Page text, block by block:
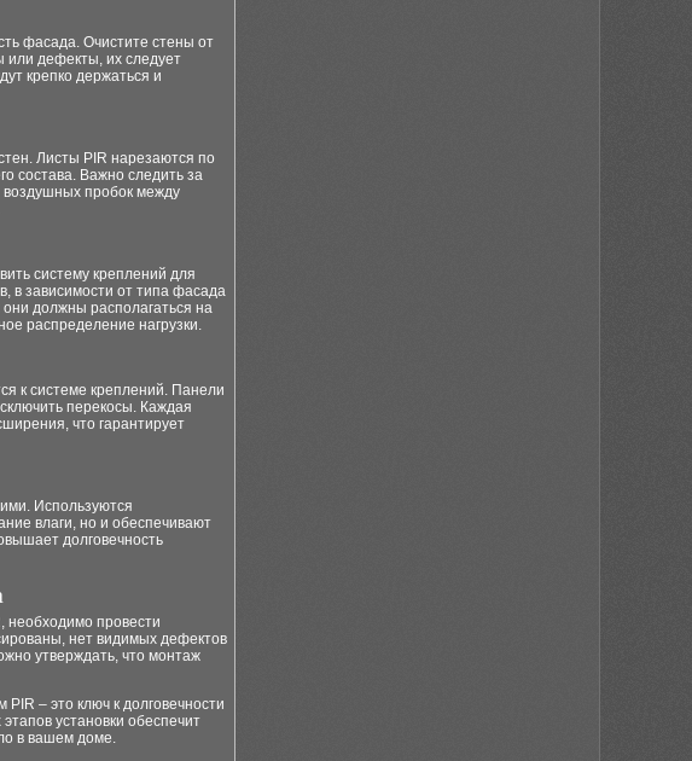
фасада. Очистите стены от
или дефекты, их следует
крепко держаться и
Листы PIR нарезаются по
состава. Важно следить за
пробок между
систему креплений для
в зависимости от типа фасада
они должны располагаться на
распределение нагрузки.
к системе креплений. Панели
перекосы. Каждая
что гарантирует
Используются
влаги, но и обеспечивают
долговечность
провести
нет видимых дефектов
утверждать, что монтаж
– это ключ к долговечности
установки обеспечит
в вашем доме.